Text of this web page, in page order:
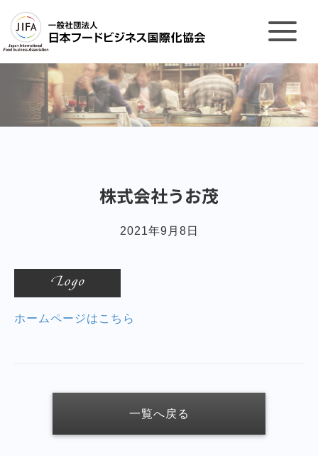
株式会社うお茂
2021年9月8日
ホームページはこちら
一覧へ戻る